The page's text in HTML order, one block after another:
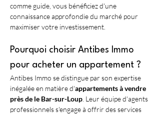
comme guide, vous bénéficiez d'une
connaissance approfondie du marché pour
maximiser votre investissement.
Pourquoi choisir Antibes Immo
pour acheter un appartement ?
Antibes Immo se distingue par son expertise
inégalée en matière d'appartements à vendre
près de le Bar-sur-Loup . Leur équipe d'agents
professionnels s'engage à offrir des services